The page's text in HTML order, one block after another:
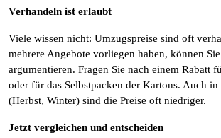
Verhandeln ist erlaubt
Viele wissen nicht: Umzugspreise sind oft
mehrere Angebote vorliegen haben, können
argumentieren. Fragen Sie nach einem Rabatt
oder für das Selbstpacken der Kartons. Auch in
(Herbst, Winter) sind die Preise oft niedriger.
Jetzt vergleichen und entscheiden